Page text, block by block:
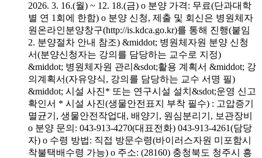
2026. 3. 16.(월) ~ 12. 18.(금) o 분양 가격: 무료(단과대학
별 연 1회에 한함) o 분양 신청, 제출 및 회신은 병원체자
원온라인분양창구(http://is.kdca.go.kr)를 통해 진행(붙임
2. 분양절차 안내 참조) &middot; 병원체자원 분양 신청
서(분양신청자는 강의를 담당하는 교수로 지정)
&middot; 병원체자원 관리&sdot;활용 계획서 &middot; 강
의계획서(자유양식, 강의를 담당하는 교수 서명 필)
&middot; 시설 사진* 또는 연구시설 설치&sdot;운영 신고
확인서 * 시설 사진(생물안전표지 부착 필수) : 고압증기
멸균기, 생물안전작업대, 배양기, 원심분리기, 보관장비
o 분양 문의: 043-913-4270(대표전화) 043-913-4261(담당
자) o 수령 방법: 직접 방문수령(바이러스자원 미포함시
착불택배수령 가능) o 주소: (28160) 충청북도 청주시 흥